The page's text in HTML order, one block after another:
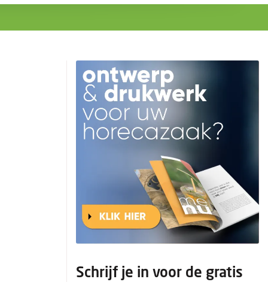
Schrijf je in voor de gratis